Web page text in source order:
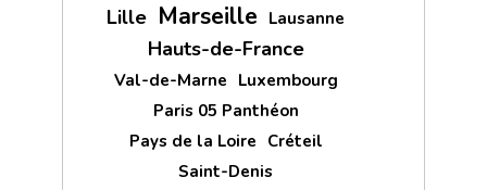
Lille Marseille Lausanne
Hauts-de-France
Val-de-Marne Luxembourg
Paris 05 Panthéon
Pays de la Loire Créteil
Saint-Denis